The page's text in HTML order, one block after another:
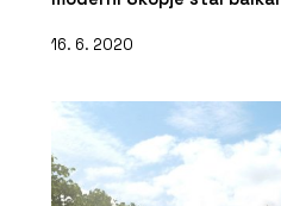
16. 6. 2020